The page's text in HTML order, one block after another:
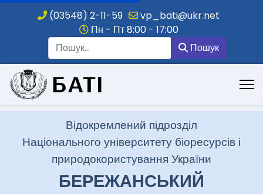
(03548) 2-11-59
vp_bati@ukr.net
Пн - Пт 8:00 - 17:00
Пошук
.
Відокремлений підрозділ
Національного університету біоресурсів і
природокористування України
БЕРЕЖАНСЬКИЙ